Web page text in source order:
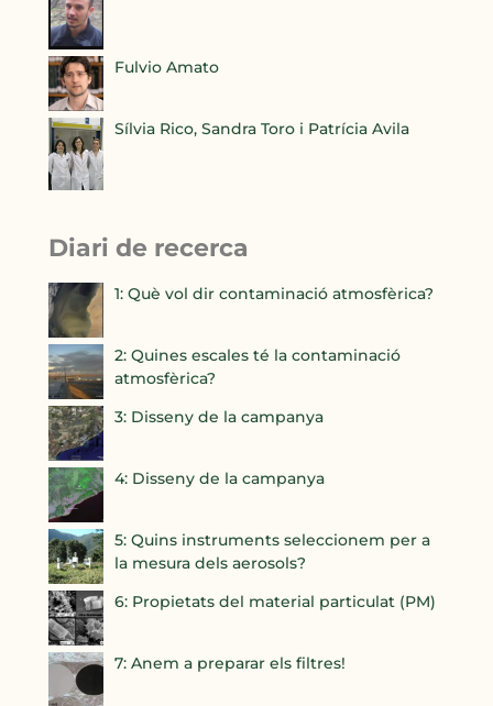
Fulvio Amato
Sílvia Rico, Sandra Toro i Patrícia Avila
Diari de recerca
1: Què vol dir contaminació atmosfèrica?
2: Quines escales té la contaminació
atmosfèrica?
3: Disseny de la campanya
4: Disseny de la campanya
5: Quins instruments seleccionem per a
la mesura dels aerosols?
6: Propietats del material particulat (PM)
7: Anem a preparar els filtres!